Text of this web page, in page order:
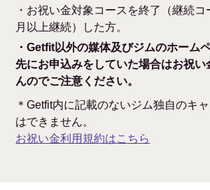
・お祝い金対象コースを終了（継続
月以上継続）した方。
・Getfit以外の媒体及びジムのホーム
先にお申込みをしていた場合はお祝い
んのでご注意ください。
＊Getfit内に記載のないジム独自のキ
はできません。
お祝い金利用規約はこちら